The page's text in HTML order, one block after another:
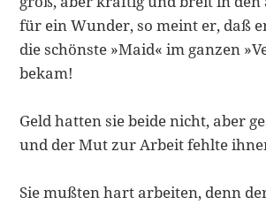
für ein Wunder, so meint er, daß
die schönste »Maid« im ganzen
be­kam!
Geld hatten sie beide nicht, aber
und der Mut zur Arbeit fehlte
Sie mußten hart arbeiten, denn